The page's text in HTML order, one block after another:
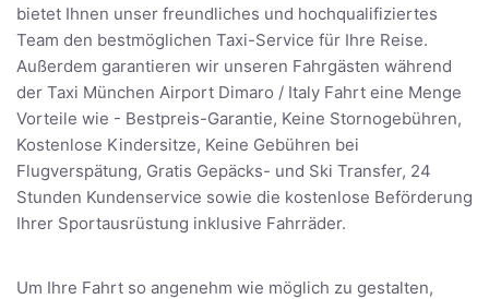
bietet Ihnen unser freundliches und hochqualifiziertes
Team den bestmöglichen Taxi-Service für Ihre Reise.
Außerdem garantieren wir unseren Fahrgästen während
der Taxi München Airport Dimaro / Italy Fahrt eine Menge
Vorteile wie - Bestpreis-Garantie, Keine Stornogebühren,
Kostenlose Kindersitze, Keine Gebühren bei
Flugverspätung, Gratis Gepäcks- und Ski Transfer, 24
Stunden Kundenservice sowie die kostenlose Beförderung
Ihrer Sportausrüstung inklusive Fahrräder.
Um Ihre Fahrt so angenehm wie möglich zu gestalten,